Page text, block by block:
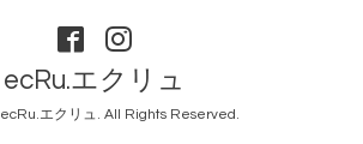
ecRu.エクリュ
ecRu.エクリュ. All Rights Reserved.